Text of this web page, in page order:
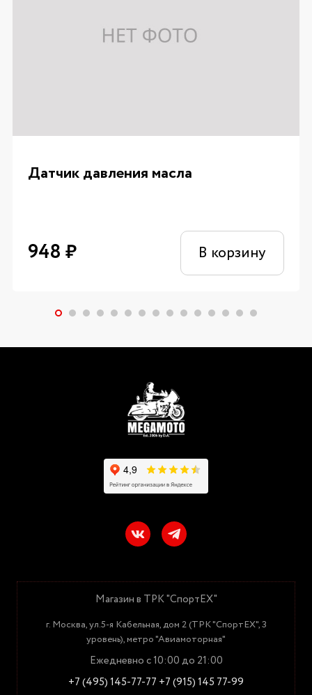
Датчик давления масла
948 ₽ В корзину
Магазин в ТРК "СпортЕХ"
г. Москва, ул.5-я Кабельная, дом 2 (ТРК "СпортЕХ", 3
уровень), метро "Авиамоторная"
Ежедневно с 10:00 до 21:00
+7 (495) 145-77-77 +7 (915) 145 77-99